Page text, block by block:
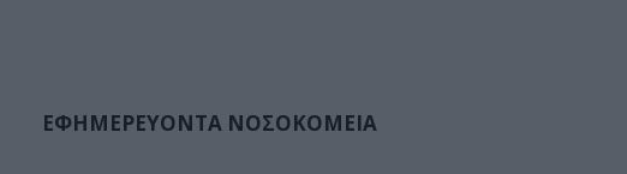
ΕΦΗΜΕΡΕΥΟΝΤΑ ΝΟΣΟΚΟΜΕΙΑ